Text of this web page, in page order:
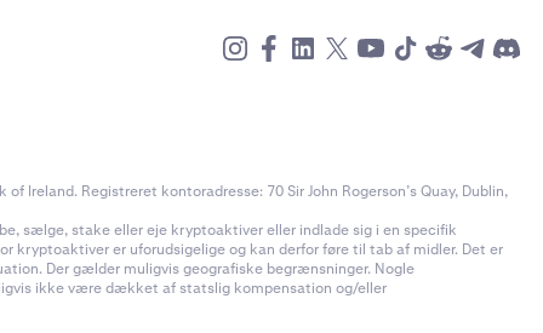
på dit
i 4-
Registreret kontoradresse: 70 Sir John Rogerson’s Quay, Dublin,
sælge, stake eller eje kryptoaktiver eller indlade sig i en specifik
kryptoaktiver er uforudsigelige og kan derfor føre til tab af midler. Det er
Der gælder muligvis geografiske begrænsninger. Nogle
ikke være dækket af statslig kompensation og/eller